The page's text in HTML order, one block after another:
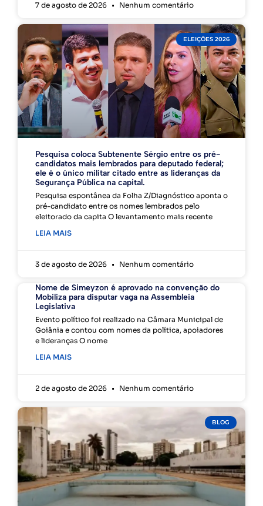
7 de agosto de 2026 Nenhum comentário
ELEIÇÕES 2026
Pesquisa coloca Subtenente Sérgio entre os pré-
candidatos mais lembrados para deputado federal;
ele é o único militar citado entre as lideranças da
Segurança Pública na capital.
Pesquisa espontânea da Folha Z/Diagnóstico aponta o
pré-candidato entre os nomes lembrados pelo
eleitorado da capita O levantamento mais recente
LEIA MAIS
3 de agosto de 2026 Nenhum comentário
Nome de Simeyzon é aprovado na convenção do
Mobiliza para disputar vaga na Assembleia
Legislativa
Evento político foi realizado na Câmara Municipal de
Goiânia e contou com nomes da política, apoiadores
e lideranças O nome
LEIA MAIS
2 de agosto de 2026 Nenhum comentário
BLOG